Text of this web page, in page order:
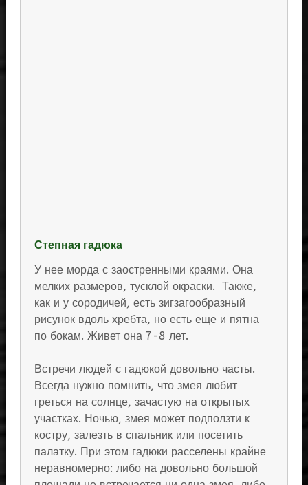
Степная гадюка
У нее морда с заостренными краями. Она
мелких размеров, тусклой окраски. Также,
как и у сородичей, есть зигзагообразный
рисунок вдоль хребта, но есть еще и пятна
по бокам. Живет она 7-8 лет.
Встречи людей с гадюкой довольно часты.
Всегда нужно помнить, что змея любит
греться на солнце, зачастую на открытых
участках. Ночью, змея может подползти к
костру, залезть в спальник или посетить
палатку. При этом гадюки расселены крайне
неравномерно: либо на довольно большой